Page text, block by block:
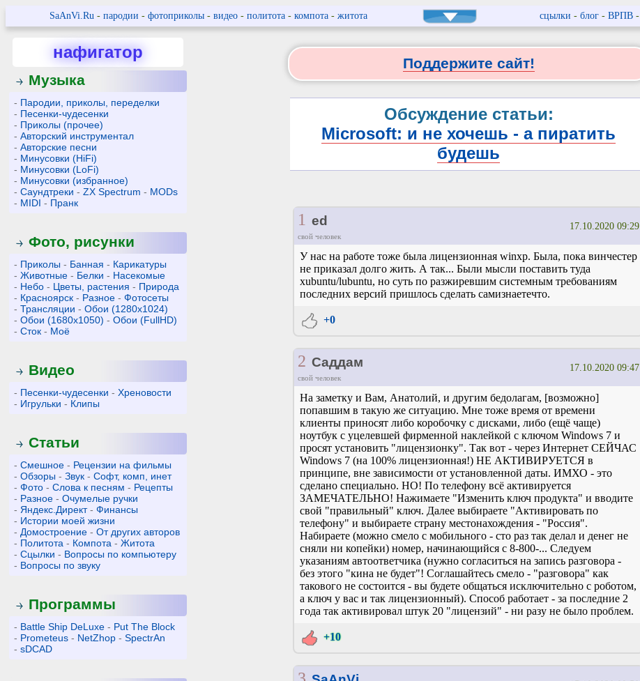
SaAnVi.Ru- пародии - фотоприколы- видео- политота- компота- житота сцылки - блог- ВРПВ-
нафигатор
Музыка
- Пародии, приколы, переделки
- Песенки-чудесенки
- Приколы (прочее)
-Авторский инструментал
-Авторские песни
- Минусовки (HiFi)
- Минусовки (LoFi)
- Минусовки (избранное)
-Саундтреки -ZX Spectrum - MODs
- MIDI - Пранк
Фото, рисунки
- Приколы - Банная - Карикатуры
-Животные - Белки - Насекомые
- Небо - Цветы, растения - Природа
- Красноярск - Разное -Фотосеты
-Трансляции -Обои (1280x1024)
-Обои (1680x1050) -Обои (FullHD)
-Сток - Моё
Видео
- Песенки-чудесенки -Хреновости
- Игрульки - Клипы
Статьи
-Смешное - Рецензии на фильмы
-Обзоры -Звук -Софт, комп, инет
-Фото -Слова к песням - Рецепты
- Разное -Очумелые ручки
- Яндекс.Директ-Финансы
- Истории моей жизни
- Домостроение -От других авторов
- Политота - Компота -Житота
-Сцылки - Вопросы по компьютеру
- Вопросы по звуку
Программы
- Battle Ship DeLuxe - Put The Block
- Prometeus - NetZhop -SpectrAn
-sDCAD
Поддержите сайт!
Обсуждение статьи:
Microsoft: и не хочешь - а пиратить
будешь
1 ed
свой человек
17.10.2020 09:29
У нас на работе тоже была лицензионная winxp. Была, пока винчестер
не приказал долго жить. А так... Были мысли поставить туда
xubuntu/lubuntu, но суть по разжиревшим системным требованиям
последних версий пришлось сделать самизнаетечто.
+0
2 Саддам
свой человек
17.10.2020 09:47
На заметку и Вам, Анатолий, и другим бедолагам, [возможно]
попавшим в такую же ситуацию. Мне тоже время от времени
клиенты приносят либо коробочку с дисками, либо (ещё чаще)
ноутбук с уцелевшей фирменной наклейкой с ключом Windows 7 и
просят установить "лицензионку". Так вот - через Интернет СЕЙЧАС
Windows 7 (на 100% лицензионная!) НЕ АКТИВИРУЕТСЯ в
принципе, вне зависимости от установленной даты. ИМХО - это
сделано специально. НО! По телефону всё активируется
ЗАМЕЧАТЕЛЬНО! Нажимаете "Изменить ключ продукта" и вводите
свой "правильный" ключ. Далее выбираете "Активировать по
телефону" и выбираете страну местонахождения - "Россия".
Набираете (можно смело с мобильного - сто раз так делал и денег не
сняли ни копейки) номер, начинающийся с 8-800-... Следуем
указаниям автоответчика (нужно согласиться на запись разговора -
без этого "кина не будет"! Соглашайтесь смело - "разговора" как
такового не состоится - вы будете общаться исключительно с роботом,
а ключ у вас и так лицензионный). Способ работает - за последние 2
года так активировал штук 20 "лицензий" - ни разу не было проблем.
+10